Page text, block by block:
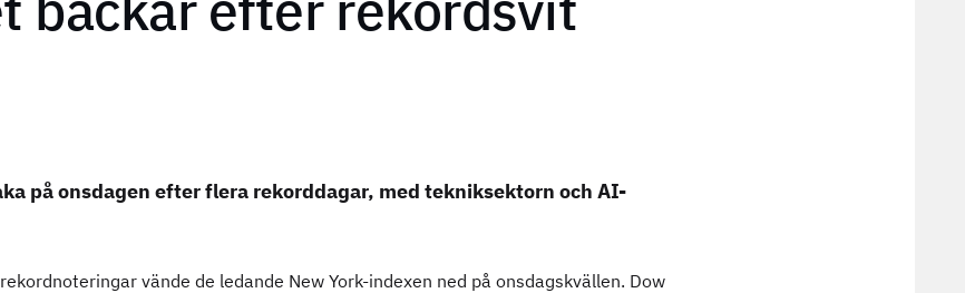
på onsdagen efter flera rekorddagar, med tekniksektorn och AI-
vände de ledande New York-indexen ned på onsdagskvällen. Dow